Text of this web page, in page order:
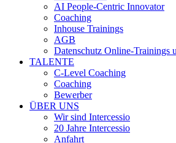
AI People-Centric Innovator
Coaching
Inhouse Trainings
AGB
Datenschutz Online-Trainings
TALENTE
C-Level Coaching
Coaching
Bewerber
ÜBER UNS
Wir sind Intercessio
20 Jahre Intercessio
Anfahrt